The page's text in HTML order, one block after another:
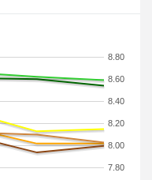
7.80
8.00
8.20
8.40
8.60
8.80